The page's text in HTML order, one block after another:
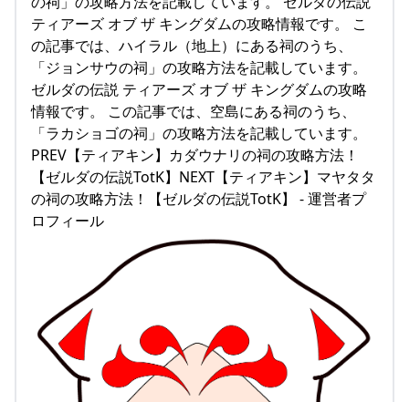
ティアーズ オブ ザ キングダムの攻略情報です。 こ
の記事では、ハイラル（地上）にある祠のうち、
「ジョンサウの祠」の攻略方法を記載しています。
ゼルダの伝説 ティアーズ オブ ザ キングダムの攻略
情報です。 この記事では、空島にある祠のうち、
「ラカショゴの祠」の攻略方法を記載しています。
PREV【ティアキン】カダウナリの祠の攻略方法！
【ゼルダの伝説TotK】NEXT【ティアキン】マヤタタ
の祠の攻略方法！【ゼルダの伝説TotK】 - 運営者プ
ロフィール